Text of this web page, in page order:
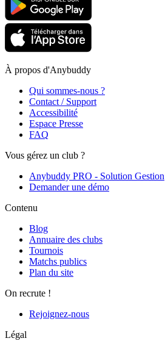
À propos d'Anybuddy
Qui sommes-nous ?
Contact / Support
Accessibilité
Espace Presse
FAQ
Vous gérez un club ?
Anybuddy PRO - Solution Gestion
Demander une démo
Contenu
Blog
Annuaire des clubs
Tournois
Matchs publics
Plan du site
On recrute !
Rejoignez-nous
Légal